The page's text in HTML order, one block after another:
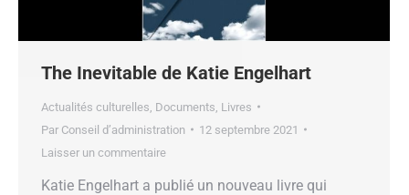
The Inevitable de Katie Engelhart
Actualités culturelles Documents Livres
Par Conseil d’administration
12 septembre 2021
Laisser un commentaire
Katie Engelhart a publié un nouveau livre qui